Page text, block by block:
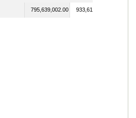
795,639,002.00 933,614,569.00